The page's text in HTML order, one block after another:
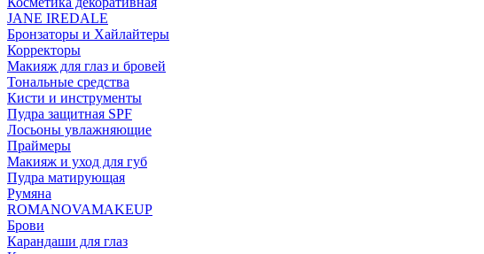
JANE IREDALE
Бронзаторы и Хайлайтеры
Корректоры
Макияж для глаз и бровей
Тональные средства
Кисти и инструменты
Пудра защитная SPF
Лосьоны увлажняющие
Праймеры
Макияж и уход для губ
Пудра матирующая
Румяна
ROMANOVAMAKEUP
Брови
Карандаши для глаз